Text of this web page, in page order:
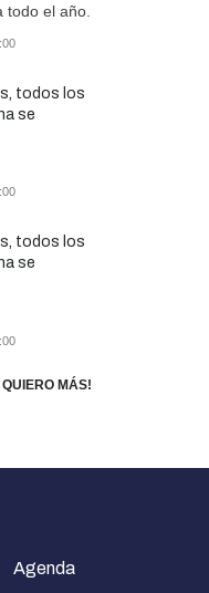
todo el año.
todos los
se
todos los
se
QUIERO MÁS!
Agenda